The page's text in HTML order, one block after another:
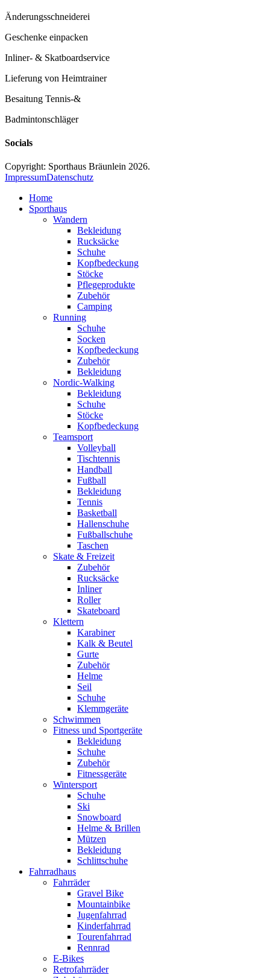
Änderungsschneiderei
Geschenke einpacken
Inliner- & Skatboardservice
Lieferung von Heimtrainer
Besaitung Tennis-&
Badmintonschläger
Socials
Copyright: Sporthaus Bräunlein 2026.
ImpressumDatenschutz
Home
Sporthaus
Wandern
Bekleidung
Rucksäcke
Schuhe
Kopfbedeckung
Stöcke
Pflegeprodukte
Zubehör
Camping
Running
Schuhe
Socken
Kopfbedeckung
Zubehör
Bekleidung
Nordic-Walking
Bekleidung
Schuhe
Stöcke
Kopfbedeckung
Teamsport
Volleyball
Tischtennis
Handball
Fußball
Bekleidung
Tennis
Basketball
Hallenschuhe
Fußballschuhe
Taschen
Skate & Freizeit
Zubehör
Rucksäcke
Inliner
Roller
Skateboard
Klettern
Karabiner
Kalk & Beutel
Gurte
Zubehör
Helme
Seil
Schuhe
Klemmgeräte
Schwimmen
Fitness und Sportgeräte
Bekleidung
Schuhe
Zubehör
Fitnessgeräte
Wintersport
Schuhe
Ski
Snowboard
Helme & Brillen
Mützen
Bekleidung
Schlittschuhe
Fahrradhaus
Fahrräder
Gravel Bike
Mountainbike
Jugenfahrrad
Kinderfahrrad
Tourenfahrrad
Rennrad
E-Bikes
Retrofahrräder